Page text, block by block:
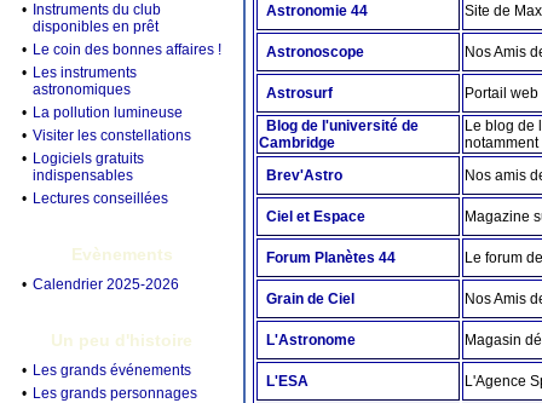
•
Instruments du club
disponibles en prêt
• Le coin des bonnes affaires !
• Les instruments
astronomiques
• La pollution lumineuse
• Visiter les constellations
• Logiciels gratuits
indispensables
• Lectures conseillées
Evènements
• Calendrier 2025-2026
Un peu d'histoire
• Les grands événements
• Les grands personnages
Astronomie 44 Site de
Astronoscope Nos Amis
Astrosurf
Portail
Blog de l'université de
Cambridge
Le blog de
Brev'Astro
Nos amis
Ciel et Espace Magazine
Forum Planètes 44 Le forum
Grain de Ciel Nos Amis
L'Astronome Magasin
L'ESA L'Agence